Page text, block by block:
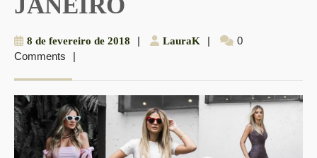
8 de fevereiro de 2018
2018
| LauraK LauraK
|
0
Comments
|